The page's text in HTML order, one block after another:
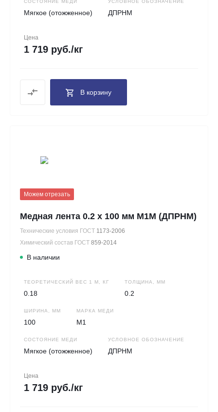
СОСТОЯНИЕ МЕДИ
Мягкое (отожженное)
УСЛОВНОЕ ОБОЗНАЧЕНИЕ
ДПРНМ
Цена
1 719 руб./кг
В корзину
Можем отрезать
Медная лента 0.2 х 100 мм М1М (ДПРНМ)
Технические условия ГОСТ 1173-2006
Химический состав ГОСТ 859-2014
В наличии
ТЕОРЕТИЧЕСКИЙ ВЕС 1 М, КГ
0.18
ТОЛЩИНА, ММ
0.2
ШИРИНА, ММ
100
МАРКА МЕДИ
М1
СОСТОЯНИЕ МЕДИ
Мягкое (отожженное)
УСЛОВНОЕ ОБОЗНАЧЕНИЕ
ДПРНМ
Цена
1 719 руб./кг